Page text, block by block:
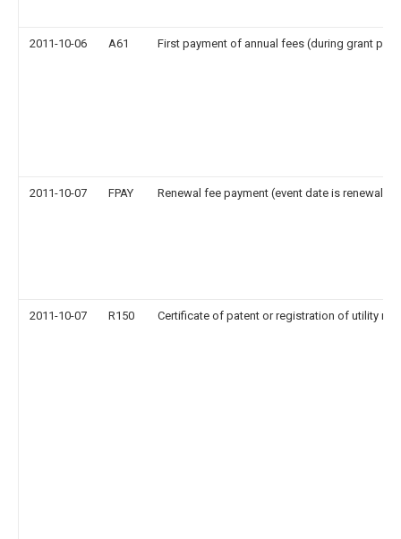
2011-10-06 A61 First payment of annual fees (during grant
2011-10-07 FPAY Renewal fee payment (event date is renewal
2011-10-07 R150 Certificate of patent or registration of utility